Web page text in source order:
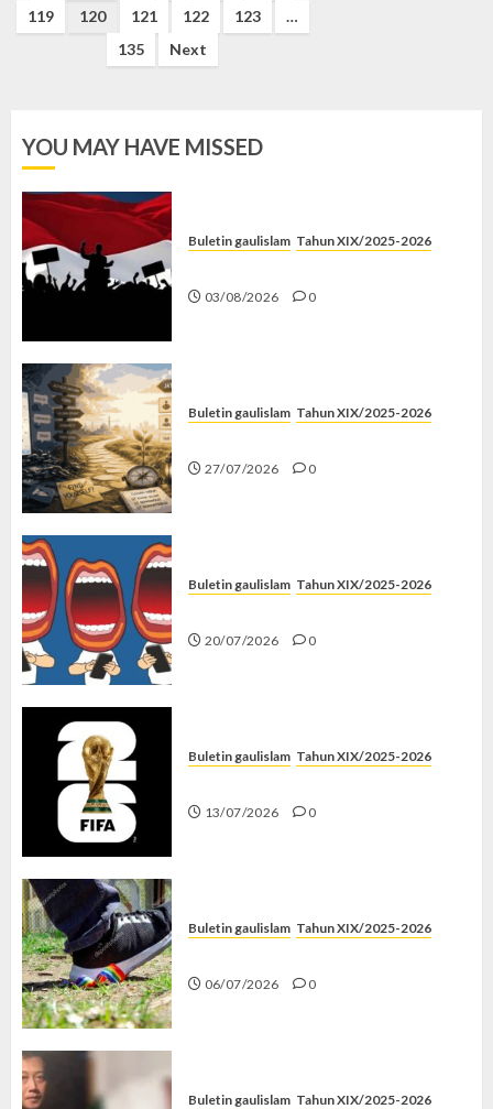
pagination
119
120 121 122 123
…
135
Next
YOU MAY HAVE MISSED
Buletin gaulislam Tahun XIX/2025-2026
03/08/2026 0
Buletin gaulislam Tahun XIX/2025-2026
27/07/2026 0
Buletin gaulislam Tahun XIX/2025-2026
20/07/2026 0
Buletin gaulislam Tahun XIX/2025-2026
13/07/2026 0
Buletin gaulislam Tahun XIX/2025-2026
06/07/2026 0
Buletin gaulislam Tahun XIX/2025-2026